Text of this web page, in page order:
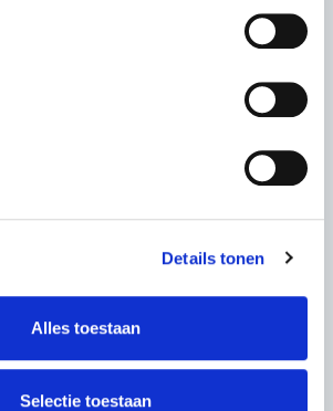
Details tonen
Alles toestaan
Selectie toestaan
Leasing – Lease-a-Bike
Garantie